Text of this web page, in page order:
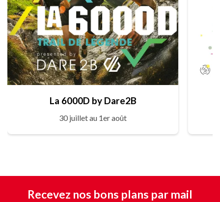
La 6000D by Dare2B
30 juillet au 1er août
Recevez nos bons plans par mail